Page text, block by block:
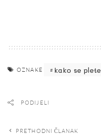
OZNAKE kako se plete
PODIJELI
PRETHODNI ČLANAK